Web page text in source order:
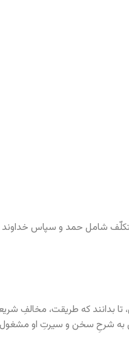
شامل حمد و سپاس
تا بدانند که طریقت،
شرحِ سخن و سیرتِ او مشغول